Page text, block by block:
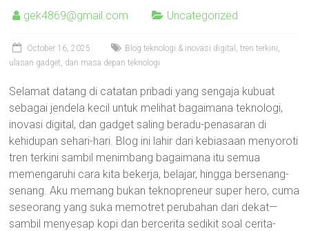
gek4869@gmail.com Uncategorized
October 16, 2025
Blog teknologi & inovasi digital, tren terkini,
ulasan gadget, dan masa depan teknologi
Selamat datang di catatan pribadi yang sengaja kubuat
sebagai jendela kecil untuk melihat bagaimana teknologi,
inovasi digital, dan gadget saling beradu-penasaran di
kehidupan sehari-hari. Blog ini lahir dari kebiasaan menyoroti
tren terkini sambil menimbang bagaimana itu semua
memengaruhi cara kita bekerja, belajar, hingga bersenang-
senang. Aku memang bukan teknopreneur super hero, cuma
seseorang yang suka memotret perubahan dari dekat—
sambil menyesap kopi dan bercerita sedikit soal cerita-